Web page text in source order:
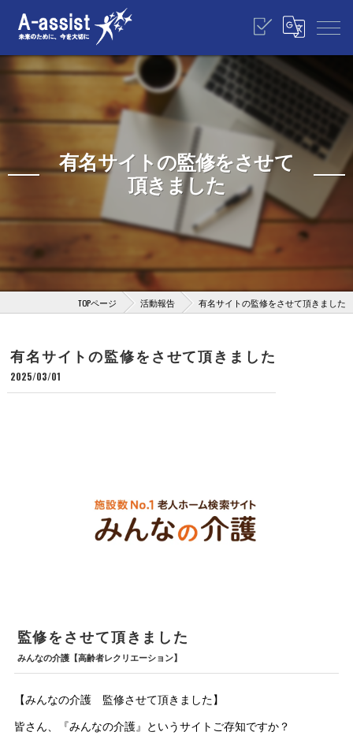
有名サイトの監修をさせて
頂きました
TOPページ 活動報告 有名サイトの監修をさせて頂きました
有名サイトの監修をさせて頂きました
2025/03/01
監修をさせて頂きました
みんなの介護【高齢者レクリエーション】
【みんなの介護 監修させて頂きました】
皆さん、『みんなの介護』というサイトご存知ですか？